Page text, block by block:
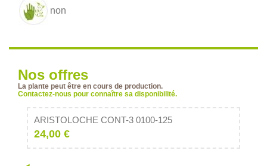
non
Nos offres
La plante peut être en cours de production.
Contactez-nous pour connaître sa disponibilité.
ARISTOLOCHE CONT-3 0100-125
24,00 €